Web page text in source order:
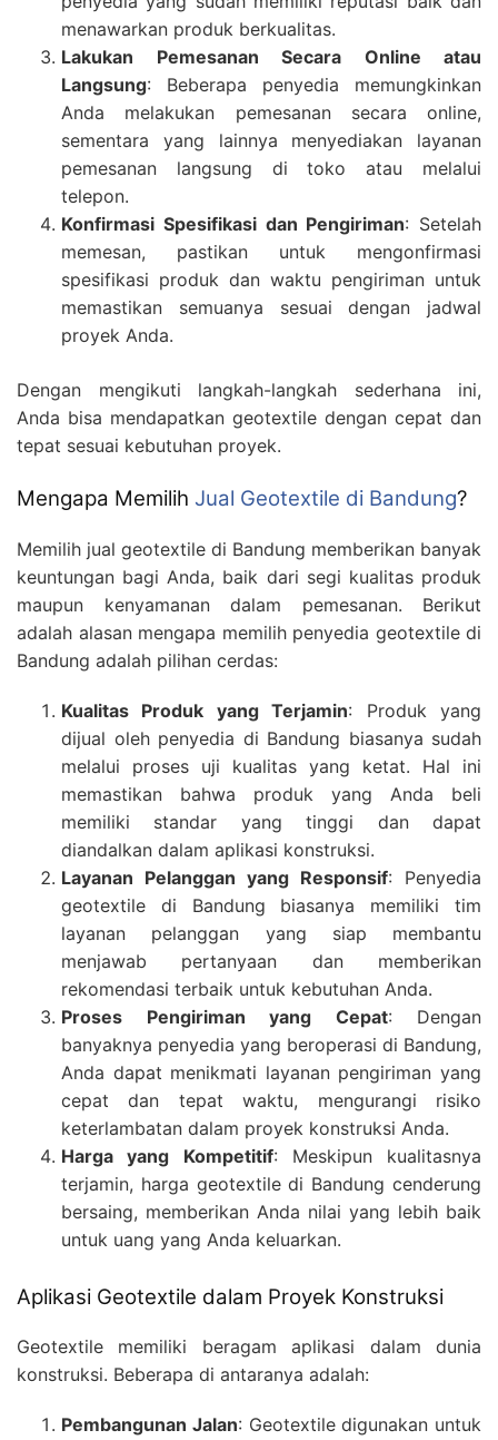
menawarkan produk berkualitas.
Lakukan Pemesanan Secara Online atau
Langsung: Beberapa penyedia memungkinkan
Anda melakukan pemesanan secara online,
sementara yang lainnya menyediakan layanan
pemesanan langsung di toko atau melalui
telepon.
Konfirmasi Spesifikasi dan Pengiriman: Setelah
memesan, pastikan untuk mengonfirmasi
spesifikasi produk dan waktu pengiriman untuk
memastikan semuanya sesuai dengan jadwal
proyek Anda.
Dengan mengikuti langkah-langkah sederhana ini,
Anda bisa mendapatkan geotextile dengan cepat dan
tepat sesuai kebutuhan proyek.
Mengapa Memilih Jual Geotextile di Bandung?
Memilih jual geotextile di Bandung memberikan banyak
keuntungan bagi Anda, baik dari segi kualitas produk
maupun kenyamanan dalam pemesanan. Berikut
adalah alasan mengapa memilih penyedia geotextile di
Bandung adalah pilihan cerdas:
Kualitas Produk yang Terjamin: Produk yang
dijual oleh penyedia di Bandung biasanya sudah
melalui proses uji kualitas yang ketat. Hal ini
memastikan bahwa produk yang Anda beli
memiliki standar yang tinggi dan dapat
diandalkan dalam aplikasi konstruksi.
Layanan Pelanggan yang Responsif: Penyedia
geotextile di Bandung biasanya memiliki tim
layanan pelanggan yang siap membantu
menjawab pertanyaan dan memberikan
rekomendasi terbaik untuk kebutuhan Anda.
Proses Pengiriman yang Cepat: Dengan
banyaknya penyedia yang beroperasi di Bandung,
Anda dapat menikmati layanan pengiriman yang
cepat dan tepat waktu, mengurangi risiko
keterlambatan dalam proyek konstruksi Anda.
Harga yang Kompetitif: Meskipun kualitasnya
terjamin, harga geotextile di Bandung cenderung
bersaing, memberikan Anda nilai yang lebih baik
untuk uang yang Anda keluarkan.
Aplikasi Geotextile dalam Proyek Konstruksi
Geotextile memiliki beragam aplikasi dalam dunia
konstruksi. Beberapa di antaranya adalah:
Pembangunan Jalan: Geotextile digunakan untuk